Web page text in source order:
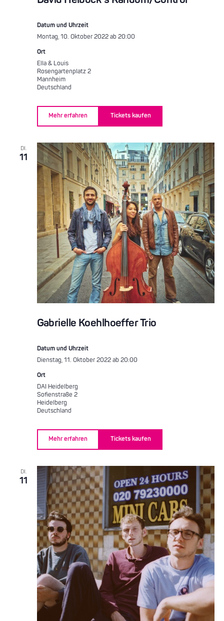
Datum und Uhrzeit
Montag, 10. Oktober 2022 ab 20:00
Ort
Ella & Louis
Rosengartenplatz 2
Mannheim
Deutschland
Mehr erfahren Tickets kaufen
DI.
11
Gabrielle Koehlhoeffer Trio
Datum und Uhrzeit
Dienstag, 11. Oktober 2022 ab 20:00
Ort
DAI Heidelberg
Sofienstraße 2
Heidelberg
Deutschland
Mehr erfahren Tickets kaufen
DI.
11